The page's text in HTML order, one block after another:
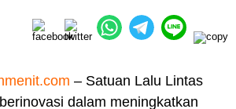
– Satuan Lalu Lintas
dalam meningkatkan